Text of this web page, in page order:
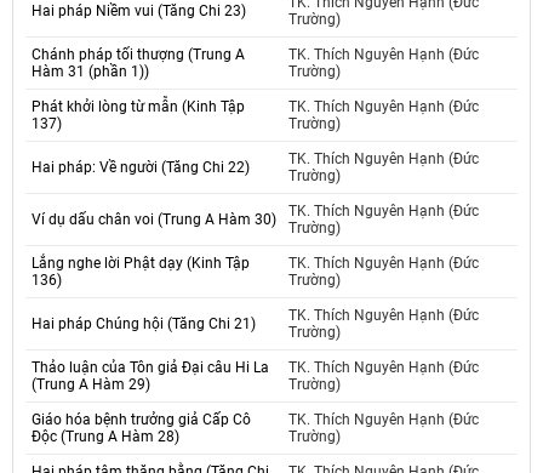
Hai pháp Niềm vui (Tăng Chi 23)
Trường)
Chánh pháp tối thượng (Trung A
Hàm 31 (phần 1))
TK. Thích Nguyên Hạnh (Đức
Trường)
Phát khởi lòng từ mẫn (Kinh Tập
137)
TK. Thích Nguyên Hạnh (Đức
Trường)
Hai pháp: Về người (Tăng Chi 22)
TK. Thích Nguyên Hạnh (Đức
Trường)
Ví dụ dấu chân voi (Trung A Hàm 30)
TK. Thích Nguyên Hạnh (Đức
Trường)
Lắng nghe lời Phật dạy (Kinh Tập
136)
TK. Thích Nguyên Hạnh (Đức
Trường)
Hai pháp Chúng hội (Tăng Chi 21)
TK. Thích Nguyên Hạnh (Đức
Trường)
Thảo luận của Tôn giả Đại câu Hi La
(Trung A Hàm 29)
TK. Thích Nguyên Hạnh (Đức
Trường)
Giáo hóa bệnh trưởng giả Cấp Cô
Độc (Trung A Hàm 28)
TK. Thích Nguyên Hạnh (Đức
Trường)